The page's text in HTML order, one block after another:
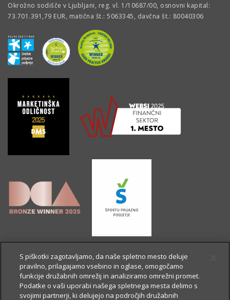
Okrožno sodišče v Ljubljani, reg. vl. 1/10687/00, osnovni kapital:
73.701.391,79 EUR, matična št.: 5063345, davčna št.: 80040306
S piškotki zagotavljamo, da naše spletno mesto deluje
pravilno, prilagajamo vsebino in oglase, omogočamo
funkcije družabnih omrežij in analiziramo omrežni promet.
Podatke o vaši uporabi našega spletnega mesta delimo s
svojimi partnerji, ki delujejo na področjih družabnih